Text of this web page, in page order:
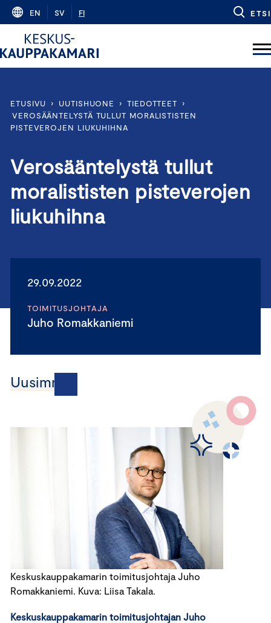
Skip
content
EN SV FI ETSI
ETUSIVU › UUTISHUONE › TIEDOTTEET
›
VEROSÄÄNTELYSTÄ TULLUT MORALISTISTEN
PISTEVEROJEN LIUKUHIHNA
Verosääntelystä tullut
moralististen pisteverojen
liukuhihna
29.09.2022
TOIMITUSJOHTAJA
Juho Romakkaniemi
Uusimmat
Keskuskauppakamarin toimitusjohtaja Juho
Romakkaniemi. Kuva: Liisa Takala.
Keskuskauppakamarin toimitusjohtajan Juho